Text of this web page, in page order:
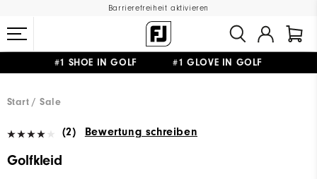
Barrierefreiheit aktivieren
#1 SHOE IN GOLF #1 GLOVE IN GOLF
Start
Sale
(2) Bewertung schreiben
Golfkleid